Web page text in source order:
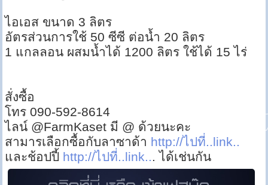
ไอเอส ขนาด 3 ลิตร
อัตรส่วนการใช้ 50 ซีซี ต่อน้ำ 20 ลิตร
1 แกลลอน ผสมน้ำได้ 1200 ลิตร ใช้ได้ 15 ไร่
สั่งซื้อ
โทร 090-592-8614
ไลน์ @FarmKaset มี @ ด้วยนะคะ
สามารเลือกซื้อกับลาซาด้า http://ไปที่..link..
และช้อปปี้ http://ไปที่..link... ได้เช่นกัน